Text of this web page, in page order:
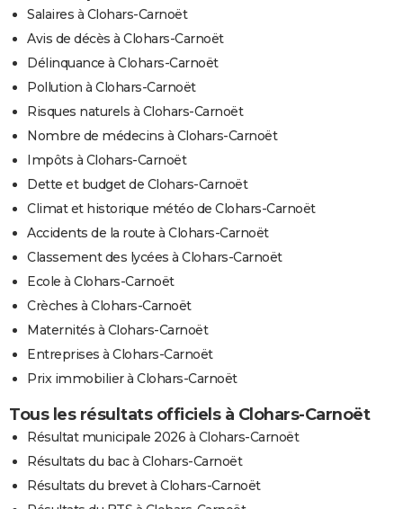
Salaires à Clohars-Carnoët
Avis de décès à Clohars-Carnoët
Délinquance à Clohars-Carnoët
Pollution à Clohars-Carnoët
Risques naturels à Clohars-Carnoët
Nombre de médecins à Clohars-Carnoët
Impôts à Clohars-Carnoët
Dette et budget de Clohars-Carnoët
Climat et historique météo de Clohars-Carnoët
Accidents de la route à Clohars-Carnoët
Classement des lycées à Clohars-Carnoët
Ecole à Clohars-Carnoët
Crèches à Clohars-Carnoët
Maternités à Clohars-Carnoët
Entreprises à Clohars-Carnoët
Prix immobilier à Clohars-Carnoët
Tous les résultats officiels à Clohars-Carnoët
Résultat municipale 2026 à Clohars-Carnoët
Résultats du bac à Clohars-Carnoët
Résultats du brevet à Clohars-Carnoët